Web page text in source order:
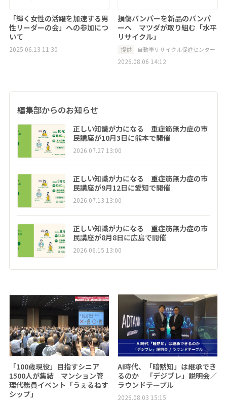
「輝く女性の活躍を加速する男
性リーダーの会」への参加につ
いて
2025.06.13 11:30
損傷バンパーを新品のバンパ
ーへ マツダが取り組む「水平
リサイクル」
提供 自動車リサイクル促進センター
2026.08.06 14:12
編集部からのお知らせ
正しい知識が力になる 重症筋無力症の市
民講座が10月3日に熊本で開催
2026.07.27 13:00
正しい知識が力になる 重症筋無力症の市
民講座が9月12日に愛知で開催
2026.07.13 13:00
正しい知識が力になる 重症筋無力症の市
民講座が8月8日に広島で開催
2026.06.15 13:00
「100歳現役」目指すシニア
1500人が集結 マンション管
理代務員イベント「うぇるねす
シップ」
AI時代、「暗黙知」は継承でき
るのか 「デジブレ」説明会／
ラウンドテーブル
2026.08.03 15:15